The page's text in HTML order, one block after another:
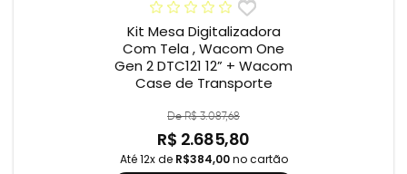
Kit Mesa Digitalizadora
Com Tela , Wacom One
Gen 2 DTC121 12” + Wacom
Case de Transporte
De R$ 3.087,68
R$ 2.685,80
Até 12x de R$384,00no cartão